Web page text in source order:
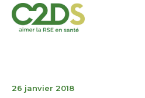
content
26 janvier 2018January